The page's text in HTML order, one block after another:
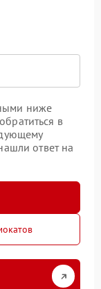
ниже
в
ответ на